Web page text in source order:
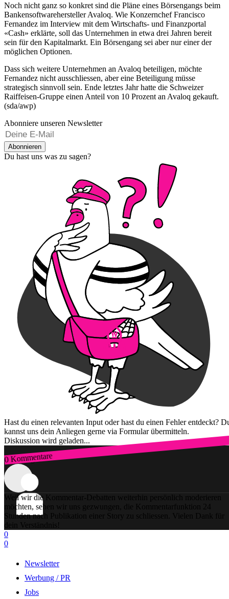
Noch nicht ganz so konkret sind die Pläne eines Börsengangs beim
Bankensoftwarehersteller Avaloq. Wie Konzernchef Francisco
Fernandez im Interview mit dem Wirtschafts- und Finanzportal
«Cash» erklärte, soll das Unternehmen in etwa drei Jahren bereit
sein für den Kapitalmarkt. Ein Börsengang sei aber nur einer der
möglichen Optionen.
Dass sich weitere Unternehmen an Avaloq beteiligen, möchte
Fernandez nicht ausschliessen, aber eine Beteiligung müsse
strategisch sinnvoll sein. Ende letztes Jahr hatte die Schweizer
Raiffeisen-Gruppe einen Anteil von 10 Prozent an Avaloq gekauft.
(sda/awp)
Abonniere unseren Newsletter
Abonnieren
Du hast uns was zu sagen?
Hast du einen relevanten Input oder hast du einen Fehler entdeckt?
kannst uns dein Anliegen gerne via Formular übermitteln.
Diskussion wird geladen...
0 Kommentare
Zum Login
Weil wir die Kommentar-Debatten weiterhin persönlich moderieren
möchten, sehen wir uns gezwungen, die Kommentarfunktion 24
Stunden nach Publikation einer Story zu schliessen. Vielen Dank für
dein Verständnis!
0
0
Newsletter
Werbung / PR
Jobs